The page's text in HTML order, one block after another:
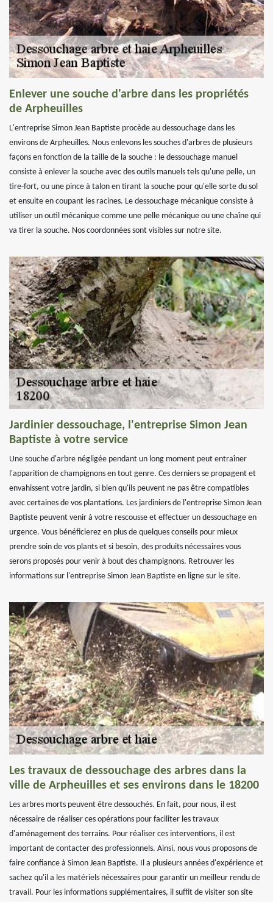
Enlever une souche d'arbre dans les propriétés
de Arpheuilles
L'entreprise Simon Jean Baptiste procède au dessouchage dans les
environs de Arpheuilles. Nous enlevons les souches d'arbres de plusieurs
façons en fonction de la taille de la souche : le dessouchage manuel
consiste à enlever la souche avec des outils manuels tels qu'une pelle, un
tire-fort, ou une pince à talon en tirant la souche pour qu'elle sorte du sol
et ensuite en coupant les racines. Le dessouchage mécanique consiste à
utiliser un outil mécanique comme une pelle mécanique ou une chaîne qui
va tirer la souche. Nos coordonnées sont visibles sur notre site.
Jardinier dessouchage, l'entreprise Simon Jean
Baptiste à votre service
Une souche d'arbre négligée pendant un long moment peut entraîner
l'apparition de champignons en tout genre. Ces derniers se propagent et
envahissent votre jardin, si bien qu'ils peuvent ne pas être compatibles
avec certaines de vos plantations. Les jardiniers de l'entreprise Simon Jean
Baptiste peuvent venir à votre rescousse et effectuer un dessouchage en
urgence. Vous bénéficierez en plus de quelques conseils pour mieux
prendre soin de vos plants et si besoin, des produits nécessaires vous
serons proposés pour venir à bout des champignons. Retrouver les
informations sur l'entreprise Simon Jean Baptiste en ligne sur le site.
Les travaux de dessouchage des arbres dans la
ville de Arpheuilles et ses environs dans le 18200
Les arbres morts peuvent être dessouchés. En fait, pour nous, il est
nécessaire de réaliser ces opérations pour faciliter les travaux
d'aménagement des terrains. Pour réaliser ces interventions, il est
important de contacter des professionnels. Ainsi, nous vous proposons de
faire confiance à Simon Jean Baptiste. Il a plusieurs années d'expérience et
sachez qu'il a les matériels nécessaires pour garantir un meilleur rendu de
travail. Pour les informations supplémentaires, il suffit de visiter son site